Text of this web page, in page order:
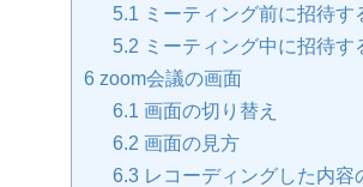
5.1 ミーティング前に招待す
5.2 ミーティング中に招待す
6 zoom会議の画面
6.1 画面の切り替え
6.2 画面の見方
6.3 レコーディングした内容